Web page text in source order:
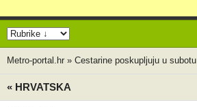
Metro-portal.hr » Cestarine poskupljuju u subotu
« HRVATSKA